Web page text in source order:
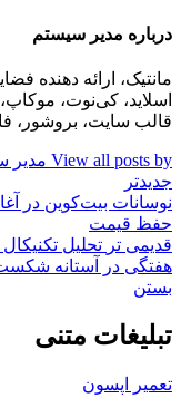
درباره مدیر سیستم
مانتیک، ارائه دهنده
اسلاید، کی‌نوت،
قالب سایت، بروشور،
View all posts by مدیر سیستم
جدیدتر
نوسانات بیت‌کوین در
حفظ قیمت
قدیمی تر
هفتگی در آستانه
بستن
تبلیغات متنی
تعمیر اپسون